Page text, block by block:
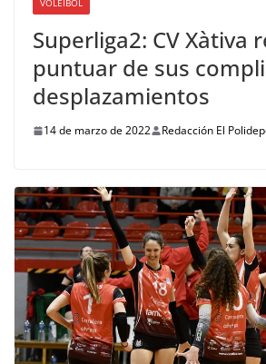
VOLEIBOL
Superliga2: CV Xàtiva
puntuar de sus
desplazamientos
14 de marzo de 2022 Redacción El